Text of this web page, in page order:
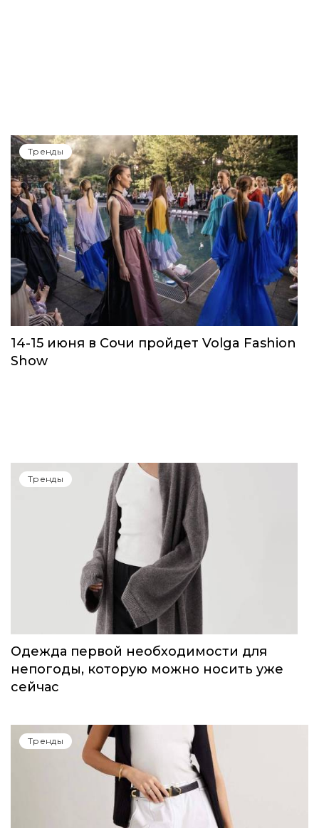
Тренды
14-15 июня в Сочи пройдет Volga Fashion
Show
Тренды
Одежда первой необходимости для
непогоды, которую можно носить уже
сейчас
Тренды